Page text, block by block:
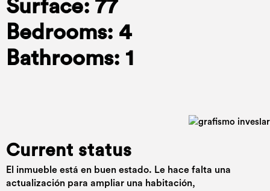
Surface: 77
Bedrooms: 4
Bathrooms: 1
Current status
El inmueble está en buen estado. Le hace falta una
actualización para ampliar una habitación,